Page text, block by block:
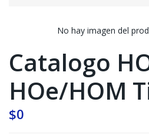
No hay imagen del
Catalogo
HOe/HOM
$0